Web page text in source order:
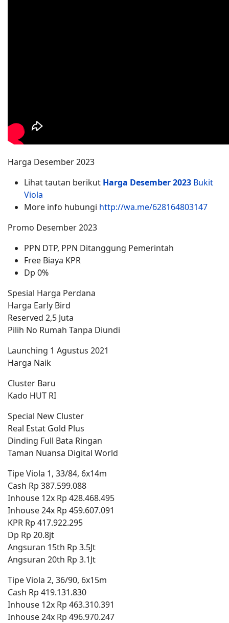
Harga Desember 2023
Lihat tautan berikut Harga Desember 2023 Bukit
Viola
More info hubungi http://wa.me/628164803147
Promo Desember 2023
PPN DTP, PPN Ditanggung Pemerintah
Free Biaya KPR
Dp 0%
Spesial Harga Perdana
Harga Early Bird
Reserved 2,5 Juta
Pilih No Rumah Tanpa Diundi
Launching 1 Agustus 2021
Harga Naik
Cluster Baru
Kado HUT RI
Special New Cluster
Real Estat Gold Plus
Dinding Full Bata Ringan
Taman Nuansa Digital World
Tipe Viola 1, 33/84, 6x14m
Cash Rp 387.599.088
Inhouse 12x Rp 428.468.495
Inhouse 24x Rp 459.607.091
KPR Rp 417.922.295
Dp Rp 20.8jt
Angsuran 15th Rp 3.5Jt
Angsuran 20th Rp 3.1Jt
Tipe Viola 2, 36/90, 6x15m
Cash Rp 419.131.830
Inhouse 12x Rp 463.310.391
Inhouse 24x Rp 496.970.247